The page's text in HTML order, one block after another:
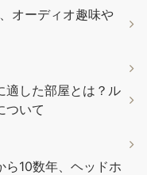
オーディオ趣味や
適した部屋とは？ル
ついて
ら10数年、ヘッドホ